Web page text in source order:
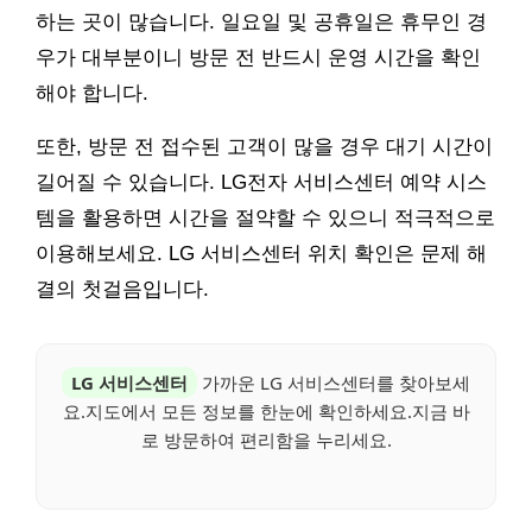
하는 곳이 많습니다. 일요일 및 공휴일은 휴무인 경
우가 대부분이니 방문 전 반드시 운영 시간을 확인
해야 합니다.
또한, 방문 전 접수된 고객이 많을 경우 대기 시간이
길어질 수 있습니다. LG전자 서비스센터 예약 시스
템을 활용하면 시간을 절약할 수 있으니 적극적으로
이용해보세요. LG 서비스센터 위치 확인은 문제 해
결의 첫걸음입니다.
LG 서비스센터
가까운 LG 서비스센터를 찾아보세
요.지도에서 모든 정보를 한눈에 확인하세요.지금 바
로 방문하여 편리함을 누리세요.